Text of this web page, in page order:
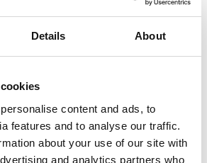
Details About
content and ads, to
features and to analyse our traffic.
about your use of our site with
and analytics partners who
med näringen och
ofta genom